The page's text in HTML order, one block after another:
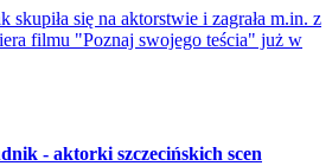
skupiła się na aktorstwie i zagrała m.in. z
filmu "Poznaj swojego teścia" już w
- aktorki szczecińskich scen